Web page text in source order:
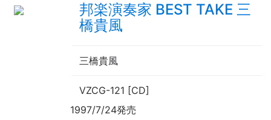
邦楽演奏家 BEST TAKE 三
橋貴風
三橋貴風
VZCG-121 [CD]
1997/7/24発売